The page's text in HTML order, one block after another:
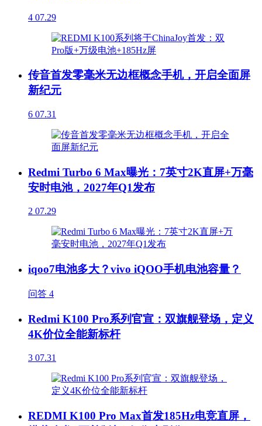
4 07.29
传音首发零毫米无边框概念手机，开启全面屏
新纪元
6 07.31
Redmi Turbo 6 Max曝光：7英寸2K直屏+万毫
安时电池，2027年Q1发布
2 07.29
iqoo7电池多大？vivo iQOO手机电池容量？
问答 4
Redmi K100 Pro系列官宣：双旗舰登场，定义
4K价位全能新标杆
3 07.31
REDMI K100 Pro Max首发185Hz电竞直屏，